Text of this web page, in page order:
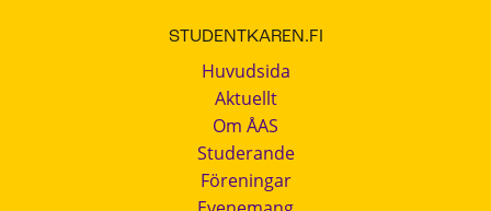
STUDENTKAREN.FI
Huvudsida
Aktuellt
Om ÅAS
Studerande
Föreningar